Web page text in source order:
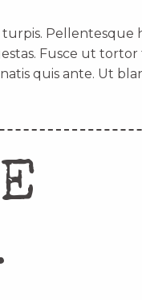
Pellentesque
Fusce ut
quis ante. Ut